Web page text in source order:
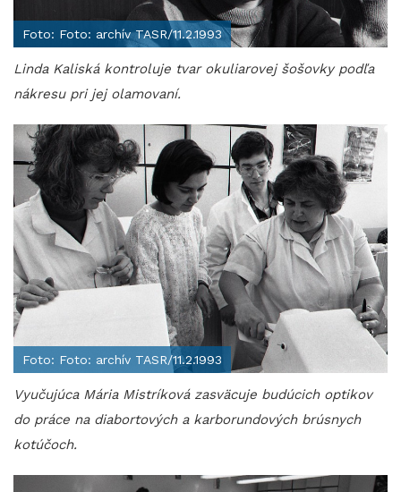
Foto: Foto: archív TASR/11.2.1993
Linda Kaliská kontroluje tvar okuliarovej šošovky podľa
nákresu pri jej olamovaní.
Foto: Foto: archív TASR/11.2.1993
Vyučujúca Mária Mistríková zasväcuje budúcich optikov
do práce na diabortových a karborundových brúsnych
kotúčoch.